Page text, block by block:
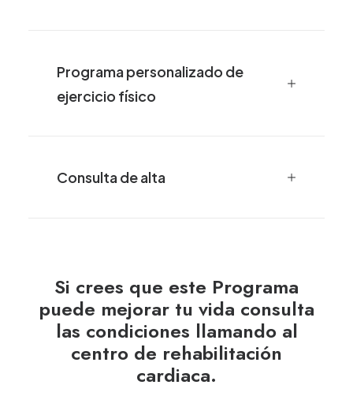
Programa personalizado de
ejercicio físico
Consulta de alta
Si crees que este Programa
puede mejorar tu vida consulta
las condiciones llamando al
centro de rehabilitación
cardiaca.